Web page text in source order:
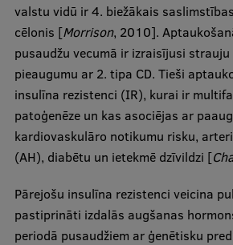
Research
Institutes and Laboratories
Research Data Management
RSU Research Portal
Research Impact
valstu vidū ir 4. biežākais
cēlonis [Morrison, 2010].
pusaudžu vecumā ir izraisījusi
pieaugumu ar 2. tipa CD. Tieši
insulīna rezistenci (IR), kurai ir
patoģenēze un kas asociējas ar
kardiovaskulāro notikumu risku,
(AH), diabētu un ietekmē dzīvildzi [
Pārejošu insulīna rezistenci veicina
pastiprināti izdalās augšanas
periodā pusaudžiem ar ģenētisku